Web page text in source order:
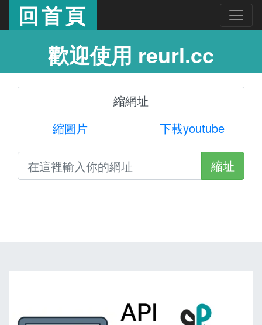
回首頁
歡迎使用 reurl.cc
縮網址
縮圖片
下載youtube
縮址